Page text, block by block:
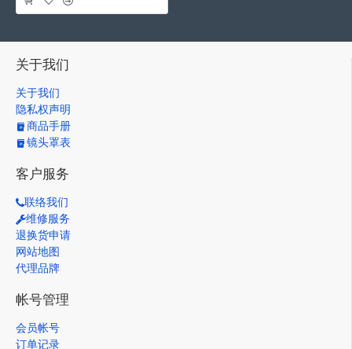
关于我们
关于我们
隐私权声明
商品手册
镜头罩表
客户服务
联络我们
维修服务
退换货申请
网站地图
代理品牌
帐号管理
会员帐号
订单记录